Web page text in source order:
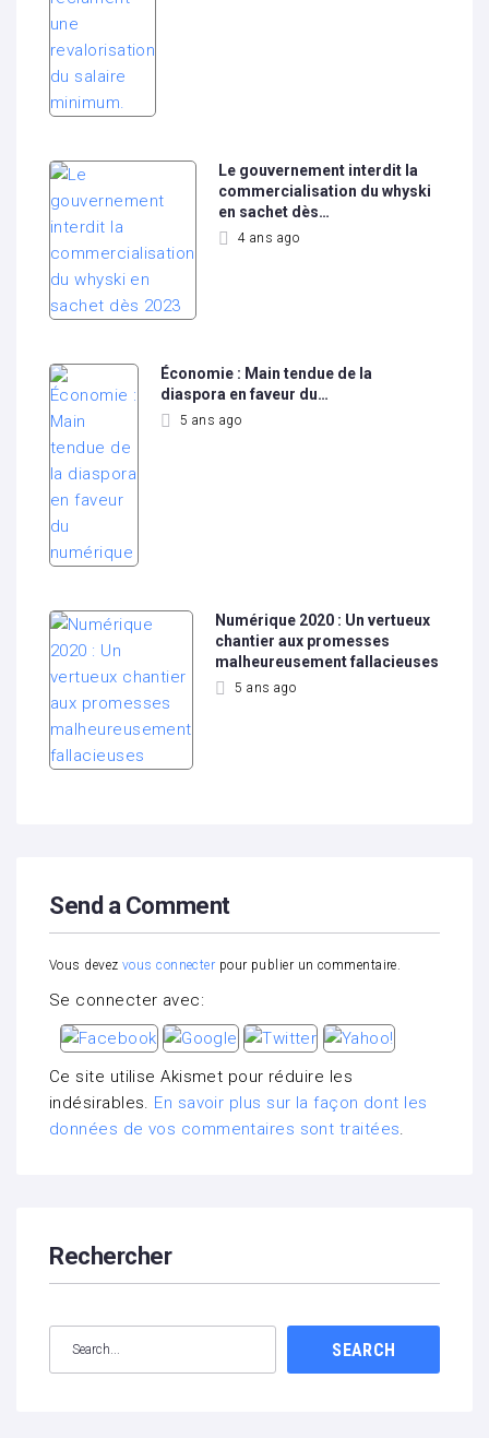
Le gouvernement interdit la
commercialisation du whyski
en sachet dès…
4 ans ago
Économie : Main tendue de la
diaspora en faveur du…
5 ans ago
Numérique 2020 : Un vertueux
chantier aux promesses
malheureusement fallacieuses
5 ans ago
Send a Comment
Vous devez vous connecter pour publier un commentaire.
Se connecter avec:
Ce site utilise Akismet pour réduire les
indésirables. En savoir plus sur la façon dont les
données de vos commentaires sont traitées.
Rechercher
SEARCH